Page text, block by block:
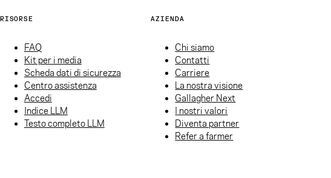
RISORSE
FAQ
Kit per i media
Scheda dati di sicurezza
Centro assistenza
Accedi
Indice LLM
Testo completo LLM
AZIENDA
Chi siamo
Contatti
Carriere
La nostra visione
Gallagher Next
I nostri valori
Diventa partner
Refer a farmer